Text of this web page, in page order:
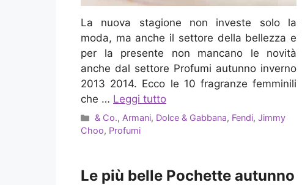
La nuova stagione non investe solo la
moda, ma anche il settore della bellezza e
per la presente non mancano le novità
anche dal settore Profumi autunno inverno
2013 2014. Ecco le 10 fragranze femminili
che … Leggi tutto
Categorie
& Co.,Armani, Dolce & Gabbana, Fendi,Jimmy
Choo, Profumi
Le più belle Pochette autunno